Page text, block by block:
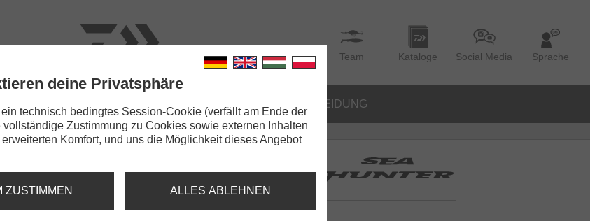
Team Kataloge Social Media Sprache
BEKLEIDUNG
deine Privatsphäre
technisch bedingtes Session-Cookie (verfällt am Ende der
vollständige Zustimmung zu Cookies sowie externen Inhalten
Komfort, und uns die Möglichkeit dieses Angebot
ZUSTIMMEN ALLES ABLEHNEN